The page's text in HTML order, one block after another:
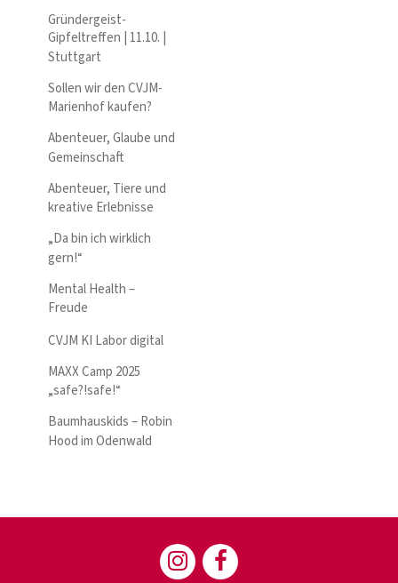
Gründergeist-
Gipfeltreffen | 11.10. |
Stuttgart
Sollen wir den CVJM-
Marienhof kaufen?
Abenteuer, Glaube und
Gemeinschaft
Abenteuer, Tiere und
kreative Erlebnisse
„Da bin ich wirklich
gern!“
Mental Health –
Freude
CVJM KI Labor digital
MAXX Camp 2025
„safe?!safe!“
Baumhauskids – Robin
Hood im Odenwald